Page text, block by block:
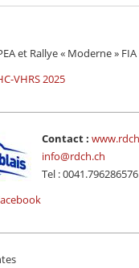
et Rallye « Moderne » FIA
VHRS 2025
Contact :
info@rdch.ch
Tel : 0041.796286576